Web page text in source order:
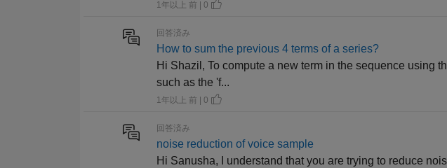
1年以上 前 | 0
回答済み
How to sum the previous 4 terms of a series?
Hi Shazil, To compute a new term in the sequence using
such as the 'f...
1年以上 前 | 0
回答済み
noise reduction of voice sample
Hi Sanusha, I understand that you are trying to reduce